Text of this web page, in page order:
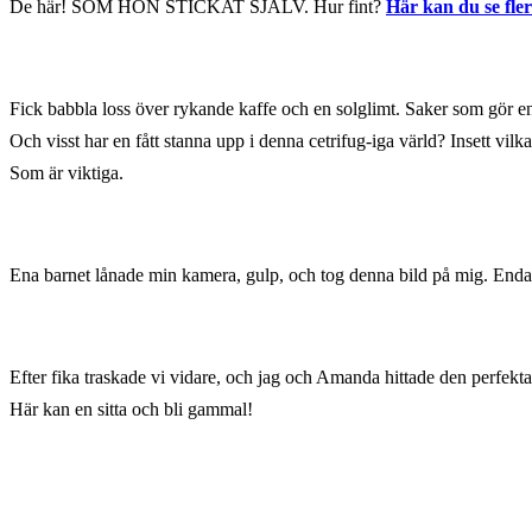
De här! SOM HON STICKAT SJÄLV. Hur fint? Här kan du se
Fick babbla loss över rykande kaffe och en solglimt. Saker som gör
Och visst har en fått stanna upp i denna cetrifug-iga värld? Insett
Som är viktiga.
Ena barnet lånade min kamera, gulp, och tog denna bild på mig.
Efter fika traskade vi vidare, och jag och Amanda hittade den
Här kan en sitta och bli gammal!